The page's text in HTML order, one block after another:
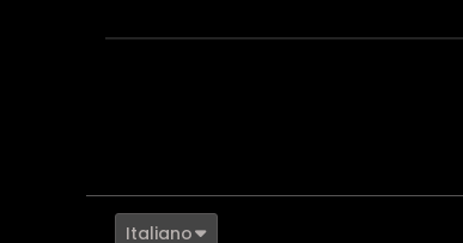
Italiano